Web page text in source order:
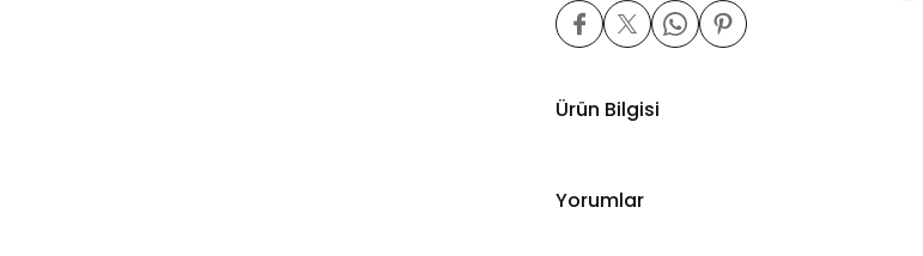
Ürün Bilgisi
Yorumlar